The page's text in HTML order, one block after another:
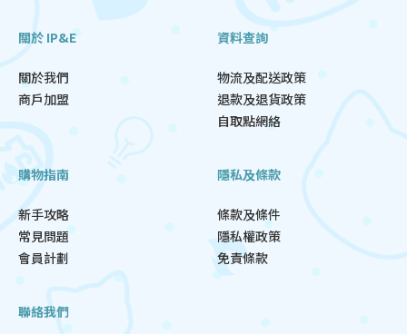
關於 IP&E
關於我們
商戶加盟
資料查詢
物流及配送政策
退款及退貨政策
自取點網絡
購物指南
新手攻略
常見問題
會員計劃
隱私及條款
條款及條件
隱私權政策
免責條款
聯絡我們